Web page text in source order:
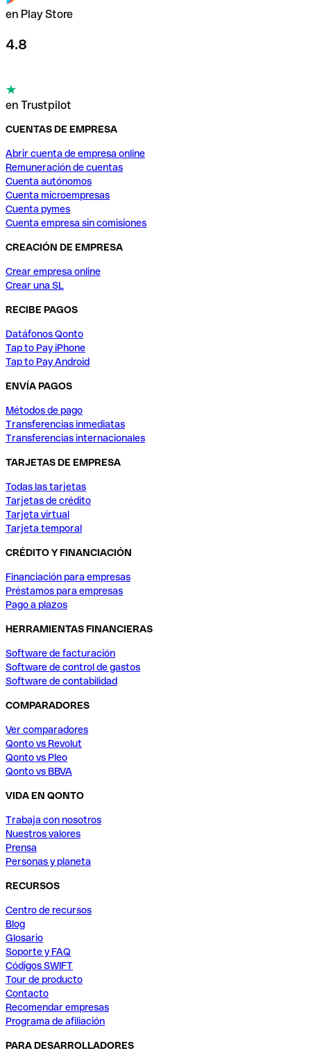
en Play Store
4.8
en Trustpilot
CUENTAS DE EMPRESA
Abrir cuenta de empresa online
Remuneración de cuentas
Cuenta autónomos
Cuenta microempresas
Cuenta pymes
Cuenta empresa sin comisiones
CREACIÓN DE EMPRESA
Crear empresa online
Crear una SL
RECIBE PAGOS
Datáfonos Qonto
Tap to Pay iPhone
Tap to Pay Android
ENVÍA PAGOS
Métodos de pago
Transferencias inmediatas
Transferencias internacionales
TARJETAS DE EMPRESA
Todas las tarjetas
Tarjetas de crédito
Tarjeta virtual
Tarjeta temporal
CRÉDITO Y FINANCIACIÓN
Financiación para empresas
Préstamos para empresas
Pago a plazos
HERRAMIENTAS FINANCIERAS
Software de facturación
Software de control de gastos
Software de contabilidad
COMPARADORES
Ver comparadores
Qonto vs Revolut
Qonto vs Pleo
Qonto vs BBVA
VIDA EN QONTO
Trabaja con nosotros
Nuestros valores
Prensa
Personas y planeta
RECURSOS
Centro de recursos
Blog
Glosario
Soporte y FAQ
Códigos SWIFT
Tour de producto
Contacto
Recomendar empresas
Programa de afiliación
PARA DESARROLLADORES